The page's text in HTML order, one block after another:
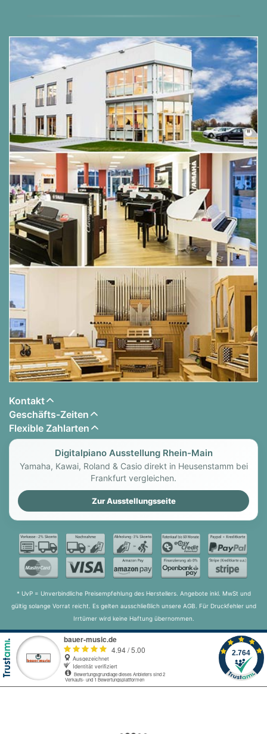
Kontakt
Geschäfts-Zeiten
Flexible Zahlarten
Digitalpiano Ausstellung Rhein-Main
Yamaha, Kawai, Roland & Casio direkt in Heusenstamm bei
Frankfurt vergleichen.
Zur Ausstellungsseite
* UvP = Unverbindliche Preisempfehlung des Herstellers. Angebote inkl. MwSt und
gültig solange Vorrat reicht. Es gelten ausschließlich unsere AGB. Für Druckfehler und
Irrtümer wird keine Haftung übernommen.